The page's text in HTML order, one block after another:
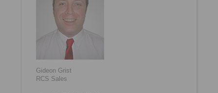
Gideon Grist
RCS Sales